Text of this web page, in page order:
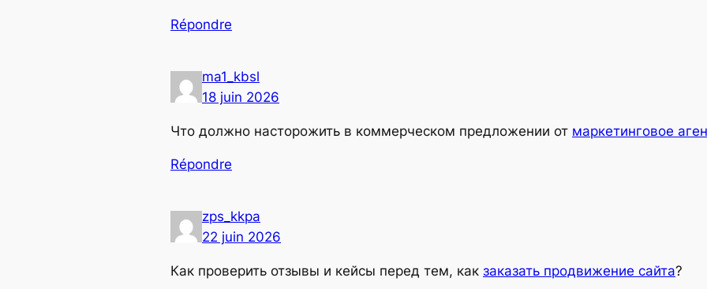
Répondre
ma1_kbsl
18 juin 2026
Что должно насторожить в коммерческом предложении от маркетинговое
Répondre
zps_kkpa
22 juin 2026
Как проверить отзывы и кейсы перед тем, как заказать продвижение сайта?